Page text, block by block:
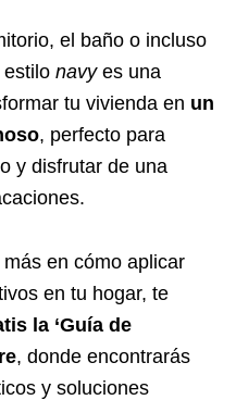
el baño o incluso
navyes una
tu vivienda en un
, perfecto para
y disfrutar de una
en cómo aplicar
en tu hogar, te
la ‘Guía de
, donde encontrarás
y soluciones